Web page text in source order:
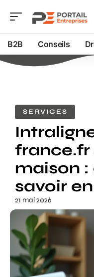
B2B Conseils
SERVICES
france.fr
maison :
savoir
21 mai 2026